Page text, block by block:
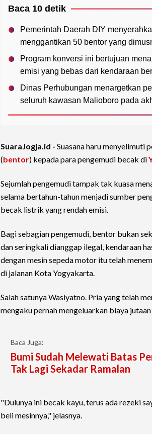
Baca 10 detik
Pemerintah Daerah DIY
menggantikan 50 bentor yang
Program konversi ini bertujuan
emisi yang bebas dari kendaraan
Dinas Perhubungan menargetkan
seluruh kawasan Malioboro pada
SuaraJogja.id - Suasana haru menyelimuti
(bentor) kepada para pengemudi becak di
Sejumlah pengemudi tampak tak kuasa
selama bertahun-tahun menjadi sumber
becak listrik yang rendah emisi.
Bagi sebagian pengemudi, bentor bukan
dan seringkali dianggap ilegal, kendaraan
dengan mesin sepeda motor itu telah
di jalanan Kota Yogyakarta.
Salah satunya Wasiyatno. Pria yang telah
mengaku pernah mengeluarkan biaya
Baca Juga:
Bumi Sudah Melewati Batas
Tak Lagi Sekadar Ramalan
"Dulunya ini becak kayu, terus ada rezeki
beli mesinnya," jelasnya.